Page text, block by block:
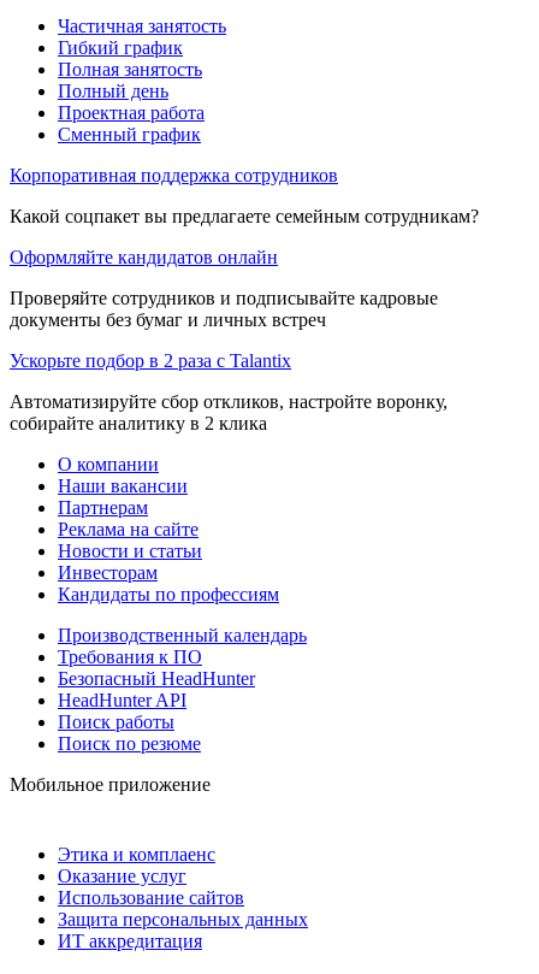
Частичная занятость
Гибкий график
Полная занятость
Полный день
Проектная работа
Сменный график
Корпоративная поддержка сотрудников
Какой соцпакет вы предлагаете семейным сотрудникам?
Оформляйте кандидатов онлайн
Проверяйте сотрудников и подписывайте кадровые
документы без бумаг и личных встреч
Ускорьте подбор в 2 раза с Talantix
Автоматизируйте сбор откликов, настройте воронку,
собирайте аналитику в 2 клика
О компании
Наши вакансии
Партнерам
Реклама на сайте
Новости и статьи
Инвесторам
Кандидаты по профессиям
Производственный календарь
Требования к ПО
Безопасный HeadHunter
HeadHunter API
Поиск работы
Поиск по резюме
Мобильное приложение
Этика и комплаенс
Оказание услуг
Использование сайтов
Защита персональных данных
ИТ аккредитация